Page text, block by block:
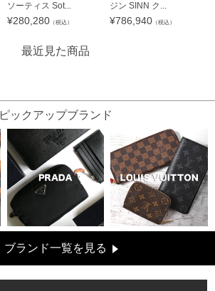
ソーティス Sot...
¥280,280 （税込）
ジン SINN ク...
¥786,940 （税込）
最近見た商品
ピックアップブランド
ブランド一覧を見る